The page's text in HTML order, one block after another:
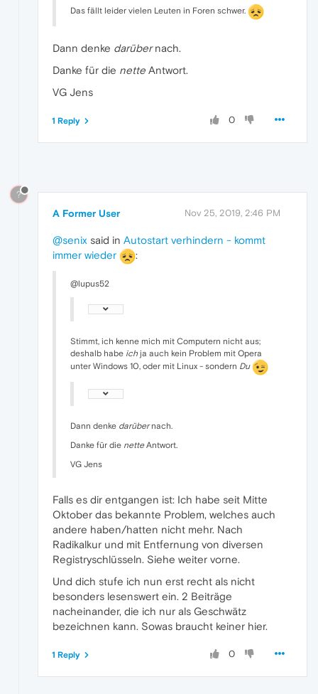
Das fällt leider vielen Leuten in Foren schwer.
Dann denke darübernach.
Danke für die nette Antwort.
VG Jens
0
1 Reply
?
A Former User Nov 25, 2019, 2:46 PM
@senix said in Autostart verhindern - kommt
immer wieder
:
@lupus52
Stimmt, ich kenne mich mit Computern nicht aus;
deshalb habe ich ja auch kein Problem mit Opera
unter Windows 10, oder mit Linux - sondern Du
Dann denke darübernach.
Danke für die netteAntwort.
VG Jens
Falls es dir entgangen ist: Ich habe seit Mitte
Oktober das bekannte Problem, welches auch
andere haben/hatten nicht mehr. Nach
Radikalkur und mit Entfernung von diversen
Registryschlüsseln. Siehe weiter vorne.
Und dich stufe ich nun erst recht als nicht
besonders lesenswert ein. 2 Beiträge
nacheinander, die ich nur als Geschwätz
bezeichnen kann. Sowas braucht keiner hier.
0
1 Reply